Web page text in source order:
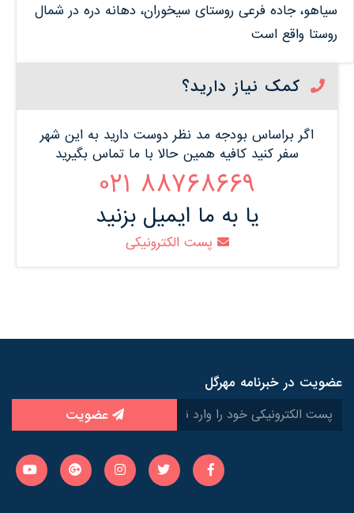
سیاهو، جاده فرعی روستای سیخوران، دهانه دره در شمال
روستا واقع است
کمک نیاز دارید؟
اگر براساس بودجه مد نظر دوست دارید به این شهر
سفر کنید کافیه همین حالا با ما تماس بگیرید
88768669 021
یا به ما ایمیل بزنید
پست الکترونیکی
عضویت در خبرنامه مهرگل
عضویت